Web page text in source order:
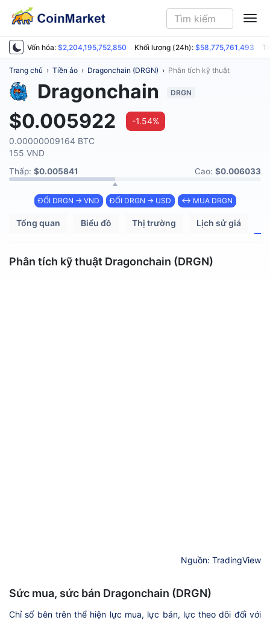
Vốn hóa: $2,204,195,752,850 Khối lượng (24h): $58,775,761,493
Trang chủ › Tiền ảo › Dragonchain (DRGN) › Phân tích kỹ thuật
Dragonchain DRGN
$0.005922
-1.54%
0.00000009164 BTC
155 VND
Thấp: $0.005841 Cao: $0.006033
ĐỔI DRGN → VND ĐỔI DRGN → USD ↔ MUA DRGN
Tổng quan Biểu đồ Thị trường Lịch sử giá
Phân tích kỹ thuật Dragonchain (DRGN)
Nguồn: TradingView
Sức mua, sức bán Dragonchain (DRGN)
Chỉ số bên trên thể hiện lực mua, lực bán, lực theo dõi đối với